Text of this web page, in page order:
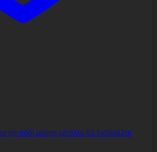
pp-πόδι μαύρο μέταλλο 62.5x56x82εκ